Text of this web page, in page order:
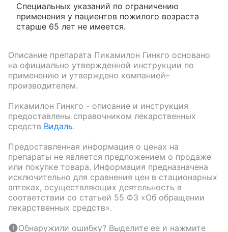
Специальных указаний по ограничению
применения у пациентов пожилого возраста
старше 65 лет не имеется.
Описание препарата Пикамилон Гинкго основано
на официально утвержденной инструкции по
применению и утверждено компанией–
производителем.
Пикамилон Гинкго - описание и инструкция
предоставлены справочником лекарственных
средств Видаль.
Предоставленная информация о ценах на
препараты не является предложением о продаже
или покупке товара. Информация предназначена
исключительно для сравнения цен в стационарных
аптеках, осуществляющих деятельность в
соответствии со статьей 55 ФЗ «Об обращении
лекарственных средств».
Обнаружили ошибку? Выделите ее и нажмите